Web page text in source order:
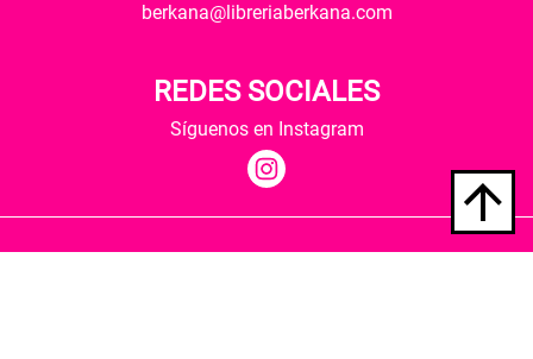
berkana@libreriaberkana.com
REDES SOCIALES
Síguenos en Instagram